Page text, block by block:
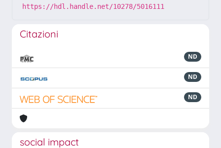
https://hdl.handle.net/10278/5016111
Citazioni
ND
ND
ND
social impact